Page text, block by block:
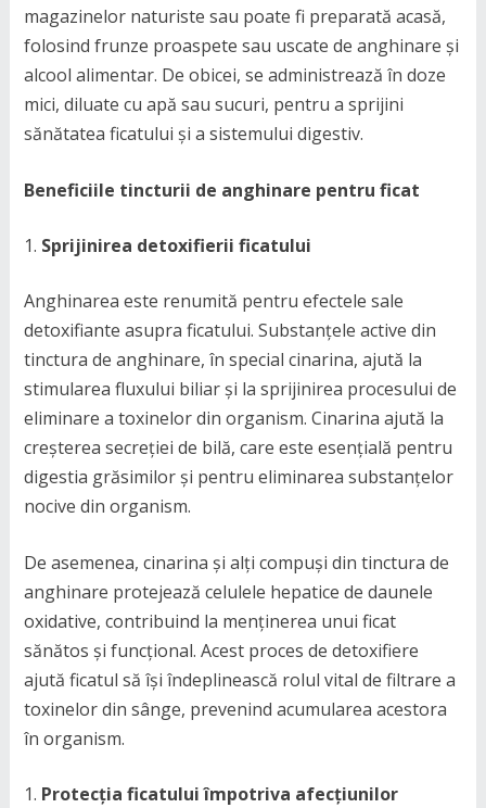
magazinelor naturiste sau poate fi preparată acasă,
folosind frunze proaspete sau uscate de anghinare și
alcool alimentar. De obicei, se administrează în doze
mici, diluate cu apă sau sucuri, pentru a sprijini
sănătatea ficatului și a sistemului digestiv.
Beneficiile tincturii de anghinare pentru ficat
Sprijinirea detoxifierii ficatului
Anghinarea este renumită pentru efectele sale
detoxifiante asupra ficatului. Substanțele active din
tinctura de anghinare, în special cinarina, ajută la
stimularea fluxului biliar și la sprijinirea procesului de
eliminare a toxinelor din organism. Cinarina ajută la
creșterea secreției de bilă, care este esențială pentru
digestia grăsimilor și pentru eliminarea substanțelor
nocive din organism.
De asemenea, cinarina și alți compuși din tinctura de
anghinare protejează celulele hepatice de daunele
oxidative, contribuind la menținerea unui ficat
sănătos și funcțional. Acest proces de detoxifiere
ajută ficatul să își îndeplinească rolul vital de filtrare a
toxinelor din sânge, prevenind acumularea acestora
în organism.
Protecția ficatului împotriva afecțiunilor